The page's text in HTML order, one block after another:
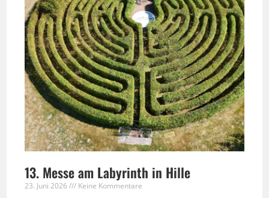
13. Messe am Labyrinth in Hille
23. Juni 2026 Keine Kommentare